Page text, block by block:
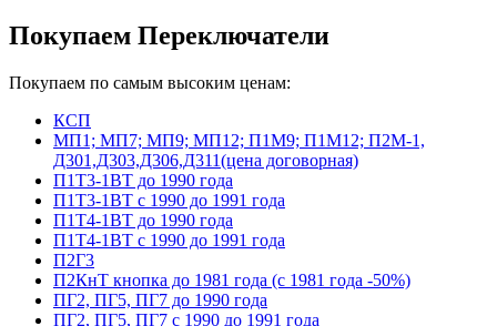
Покупаем Переключатели
Покупаем по самым высоким ценам:
КСП
МП1; МП7; МП9; МП12; П1М9; П1М12; П2М-1,
Д301,Д303,Д306,Д311(цена договорная)
П1Т3-1ВТ до 1990 года
П1Т3-1ВТ с 1990 до 1991 года
П1Т4-1ВТ до 1990 года
П1Т4-1ВТ с 1990 до 1991 года
П2Г3
П2КнТ кнопка до 1981 года (с 1981 года -50%)
ПГ2, ПГ5, ПГ7 до 1990 года
ПГ2, ПГ5, ПГ7 с 1990 до 1991 года